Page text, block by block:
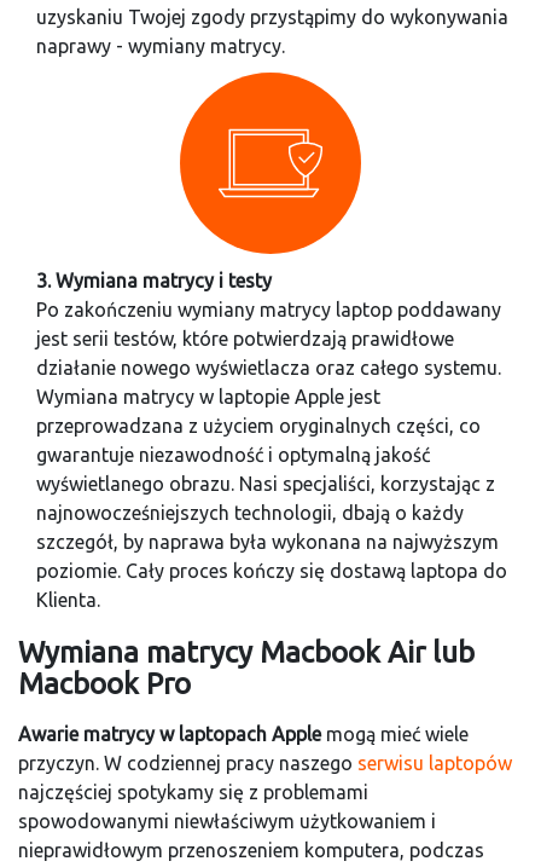
uzyskaniu Twojej zgody przystąpimy do wykonywania
naprawy - wymiany matrycy.
3. Wymiana matrycy i testy
Po zakończeniu wymiany matrycy laptop poddawany
jest serii testów, które potwierdzają prawidłowe
działanie nowego wyświetlacza oraz całego systemu.
Wymiana matrycy w laptopie Apple jest
przeprowadzana z użyciem oryginalnych części, co
gwarantuje niezawodność i optymalną jakość
wyświetlanego obrazu. Nasi specjaliści, korzystając z
najnowocześniejszych technologii, dbają o każdy
szczegół, by naprawa była wykonana na najwyższym
poziomie. Cały proces kończy się dostawą laptopa do
Klienta.
Wymiana matrycy Macbook Air lub
Macbook Pro
Awarie matrycy w laptopach Applemogą mieć wiele
przyczyn. W codziennej pracy naszego serwisu laptopów
najczęściej spotykamy się z problemami
spowodowanymi niewłaściwym użytkowaniem i
nieprawidłowym przenoszeniem komputera, podczas